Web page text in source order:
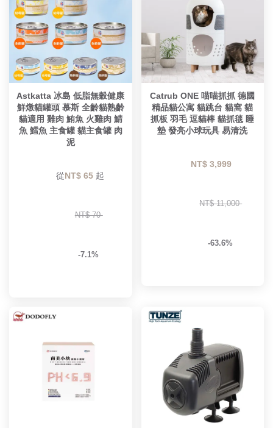
Astkatta 冰島 低脂無穀健康
鮮燉貓罐頭 慕斯 全齡貓熟齡
貓適用 雞肉 鮪魚 火雞肉 鯖
魚 鱈魚 主食罐 貓主食罐 肉
泥
        從
NT$ 65 起
NT$ 70
-7.1%
Catrub ONE 喵喵抓抓 德國
精品貓公寓 貓跳台 貓窩 貓
抓板 羽毛 逗貓棒 貓抓毯 睡
墊 發亮小球玩具 易清洗
NT$ 3,999
NT$ 11,000
-63.6%